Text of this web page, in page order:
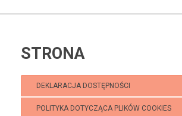
STRONA
DEKLARACJA DOSTĘPNOŚCI
POLITYKA DOTYCZĄCA PLIKÓW COOKIES